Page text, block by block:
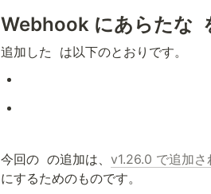
Webhook にあらたな
追加した は以下のとおりです。
今回の の追加は、 v1.26.0 で追加さ
にするためのものです。